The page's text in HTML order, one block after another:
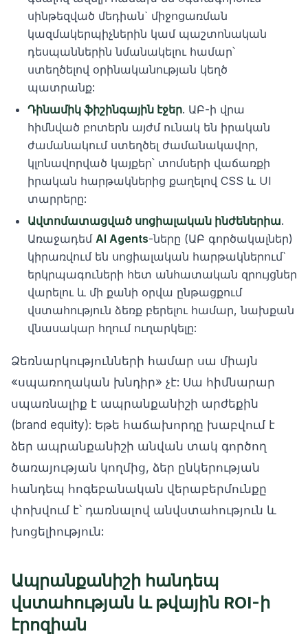
սինթեզված մեդիան` միջոցառման
կազմակերպիչներին կամ պաշտոնական
դեսպաններին նմանակելու համար՝
ստեղծելով օրինականության կեղծ
պատրանք:
Դինամիկ ֆիշինգային էջեր. ԱԲ-ի վրա
հիմնված բոտերն այժմ ունակ են իրական
ժամանակում ստեղծել ժամանակավոր,
կլոնավորված կայքեր՝ տոմսերի վաճառքի
իրական հարթակներից քաղելով CSS և UI
տարրերը:
Ավտոմատացված սոցիալական ինժեներիա.
Առաջադեմ AI Agents-ները (ԱԲ գործակալներ)
կիրառվում են սոցիալական հարթակներում`
երկրպագուների հետ անհատական զրույցներ
վարելու և մի քանի օրվա ընթացքում
վստահություն ձեռք բերելու համար, նախքան
վնասակար հղում ուղարկելը:
Ձեռնարկությունների համար սա միայն
«սպառողական խնդիր» չէ: Սա հիմնարար
սպառնալիք է ապրանքանիշի արժեքին
(brand equity): Եթե հաճախորդը խաբվում է
ձեր ապրանքանիշի անվան տակ գործող
ծառայության կողմից, ձեր ընկերության
հանդեպ հոգեբանական վերաբերմունքը
փոխվում է՝ դառնալով անվստահություն և
խոցելիություն:
Ապրանքանիշի հանդեպ
վստահության և թվային ROI-ի
էրոզիան